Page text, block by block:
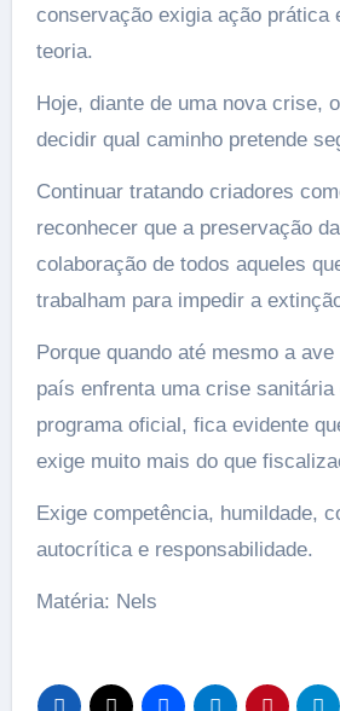
conservação exigia ação prática
teoria.
Hoje, diante de uma nova crise,
decidir qual caminho pretende
Continuar tratando criadores
reconhecer que a preservação
colaboração de todos aqueles
trabalham para impedir a
Porque quando até mesmo a
país enfrenta uma crise sanitária
programa oficial, fica evidente
exige muito mais do que
Exige competência, humildade,
autocrítica e responsabilidade.
Matéria: Nels